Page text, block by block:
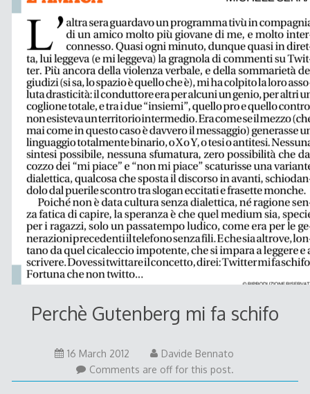
Perchè Gutenberg mi fa schifo
16 March 2012
June
2012
Davide Bennato
Comments are off for this post.